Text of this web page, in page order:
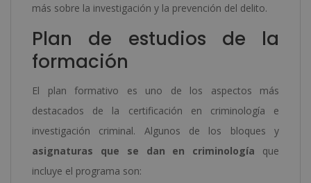
más sobre la investigación y la prevención del delito.
Plan de estudios de la
formación
El plan formativo es uno de los aspectos más
destacados de la certificación en criminología e
investigación criminal. Algunos de los bloques y
asignaturas que se dan en criminología que
incluye el programa son: